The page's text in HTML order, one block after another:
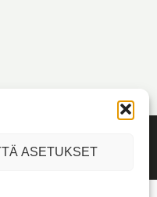
ASETUKSET